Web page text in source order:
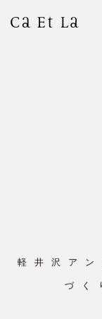
軽井沢ア
づく